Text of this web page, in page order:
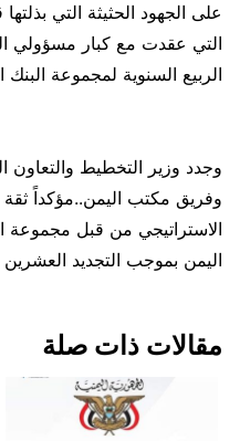
على الجهود الحثيثة التي
التي عقدت مع كبار مسؤولي
الربيع السنوية لمجموعة البنك
وجدد وزير التخطيط والتعاون
وفريق مكتب اليمن..مؤكداً
الاستراتيجي من قبل مجموعة
اليمن بموجب التجديد
مقالات ذات صلة